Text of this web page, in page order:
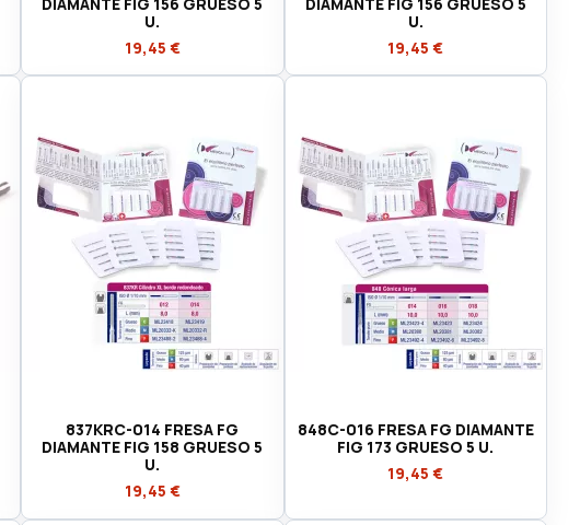
U.
19,45 €
U.
19,45 €
837KRC-014 FRESA FG
DIAMANTE FIG 158 GRUESO 5
U.
19,45 €
848C-016 FRESA FG DIAMANTE
FIG 173 GRUESO 5 U.
19,45 €